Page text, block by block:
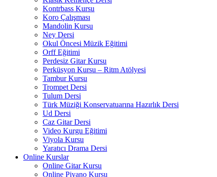
Kontrbass Kursu
Koro Çalışması
Mandolin Kursu
Ney Dersi
Okul Öncesi Müzik Eğitimi
Orff Eğitimi
Perdesiz Gitar Kursu
Perküsyon Kursu – Ritm Atölyesi
Tambur Kursu
Trompet Dersi
Tulum Dersi
Türk Müziği Konservatuarına Hazırlık Dersi
Ud Dersi
Caz Gitar Dersi
Video Kurgu Eğitimi
Viyola Kursu
Yaratıcı Drama Dersi
Online Kurslar
Online Gitar Kursu
Online Piyano Kursu